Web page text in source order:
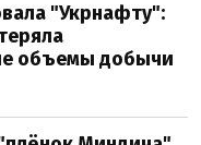
"Укрнафту":
объемы добычи